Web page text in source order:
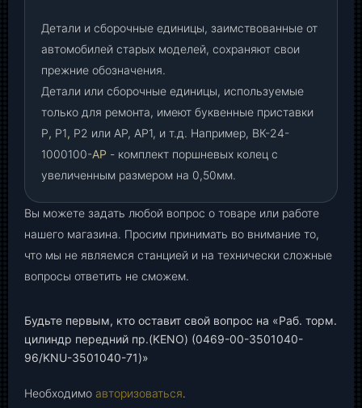
Детали и сборочные единицы, заимствованные от
автомобилей старых моделей, сохраняют свои
прежние обозначения.
Детали или сборочные единицы, используемые
только для ремонта, имеют буквенные приставки
Р, Р1, Р2 или АР, АР1, и т.д. Например, ВК-24-
1000100-АР - комплект поршневых колец с
увеличенным размером на 0,50мм.
Вы можете задать любой вопрос о товаре или работе
нашего магазина. Просим принимать во внимание то,
что мы не являемся станцией и на технически сложные
вопросы ответить не сможем.
Будьте первым, кто оставит свой вопрос на «Раб. торм.
цилиндр передний пр.(KENO) (0469-00-3501040-
96/KNU-3501040-71)»
Необходимо авторизоваться.